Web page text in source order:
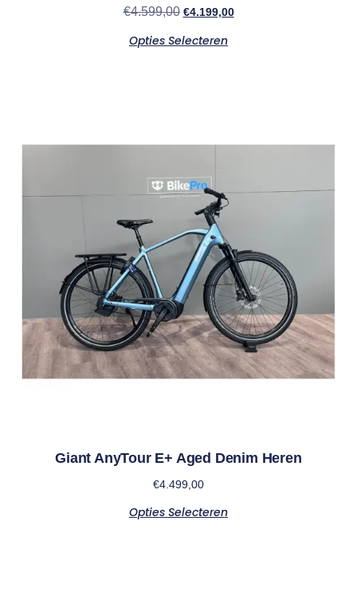
€4.599,00 €4.199,00
Opties Selecteren
Giant AnyTour E+ Aged Denim Heren
€4.499,00
Opties Selecteren